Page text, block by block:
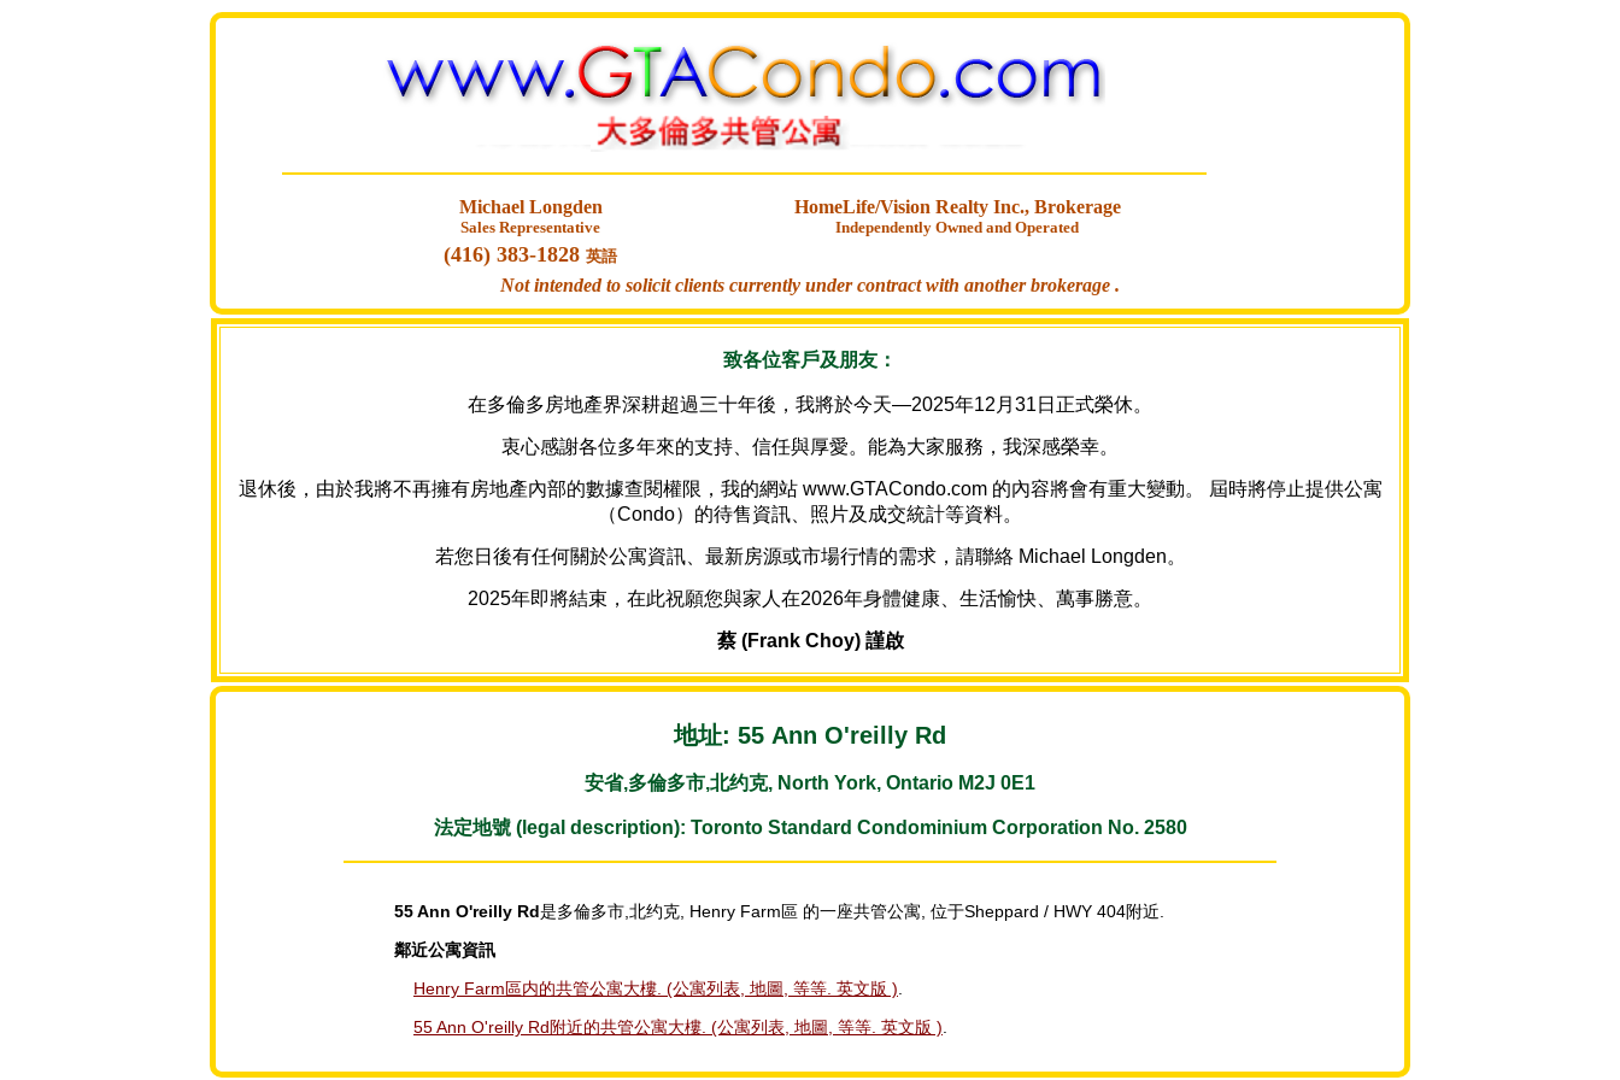
Michael Longden
Sales Representative
HomeLife/Vision Realty Inc., Brokerage
Independently Owned and Operated
(416) 383-1828 英語
Not intended to solicit clients currently under contract with another brokerage .
致各位客戶及朋友：
在多倫多房地產界深耕超過三十年後，我將於今天—2025年12月31日正式榮休。
衷心感謝各位多年來的支持、信任與厚愛。能為大家服務，我深感榮幸。
退休後，由於我將不再擁有房地產內部的數據查閱權限，我的網站 www.GTACondo.com 的內容將會有重大變動。 屆時將停止提供公寓
（Condo）的待售資訊、照片及成交統計等資料。
若您日後有任何關於公寓資訊、最新房源或市場行情的需求，請聯絡 Michael Longden。
2025年即將結束，在此祝願您與家人在2026年身體健康、生活愉快、萬事勝意。
蔡 (Frank Choy) 謹啟
地址: 55 Ann O'reilly Rd
安省,多倫多市,北约克, North York, Ontario M2J 0E1
法定地號 (legal description): Toronto Standard Condominium Corporation No. 2580
55 Ann O'reilly Rd是多倫多市,北约克, Henry Farm區 的一座共管公寓, 位于Sheppard / HWY 404附近.
鄰近公寓資訊
Henry Farm區内的共管公寓大樓. (公寓列表, 地圖, 等等. 英文版 ).
55 Ann O'reilly Rd附近的共管公寓大樓. (公寓列表, 地圖, 等等. 英文版 ).